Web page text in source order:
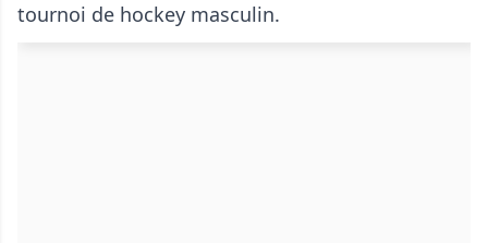
tournoi de hockey masculin.